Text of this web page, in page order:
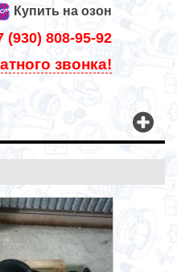
Купить на озон
(930) 808-95-92
звонка!